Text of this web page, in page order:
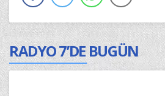
RADYO 7’DE BUGÜN